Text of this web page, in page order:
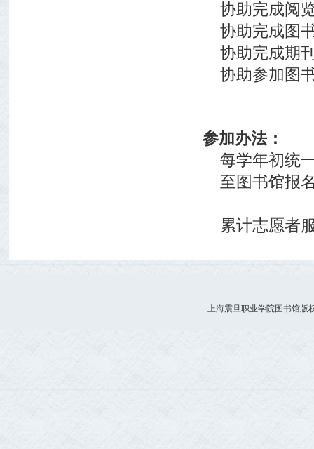
协助完成阅
协助完成图
协助完成期
协助参加图
参加办法：
每学年初统
至图书馆报
累计志愿者
上海震旦职业学院图书馆